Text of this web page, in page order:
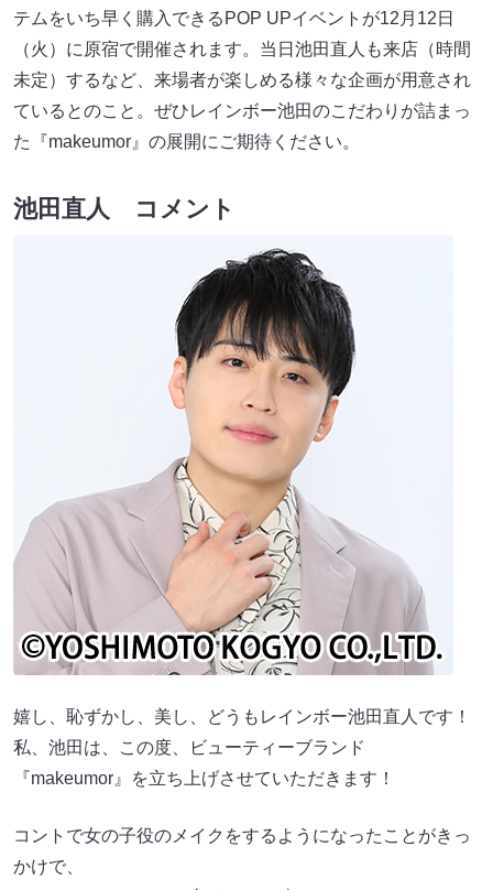
テムをいち早く購入できるPOP UPイベントが12月12日
（火）に原宿で開催されます。当日池田直人も来店（時間
未定）するなど、来場者が楽しめる様々な企画が用意され
ているとのこと。ぜひレインボー池田のこだわりが詰まっ
た『makeumor』の展開にご期待ください。
池田直人 コメント
嬉し、恥ずかし、美し、どうもレインボー池田直人です！
私、池田は、この度、ビューティーブランド
『makeumor』を立ち上げさせていただきます！
コントで女の子役のメイクをするようになったことがきっ
かけで、